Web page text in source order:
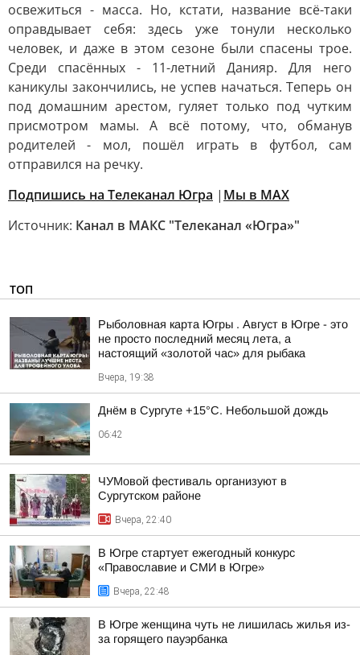
освежиться - масса. Но, кстати, название всё-таки
оправдывает себя: здесь уже тонули несколько
человек, и даже в этом сезоне были спасены трое.
Среди спасённых - 11-летний Данияр. Для него
каникулы закончились, не успев начаться. Теперь он
под домашним арестом, гуляет только под чутким
присмотром мамы. А всё потому, что, обманув
родителей - мол, пошёл играть в футбол, сам
отправился на речку.
Подпишись на Телеканал Югра | Мы в MAX
Источник: Канал в МАКС "Телеканал «Югра»"
ТОП
Рыболовная карта Югры . Август в Югре - это
не просто последний месяц лета, а
настоящий «золотой час» для рыбака
Вчера, 19:38
Днём в Сургуте +15°С. Небольшой дождь
06:42
ЧУМовой фестиваль организуют в
Сургутском районе
Вчера, 22:40
В Югре стартует ежегодный конкурс
«Православие и СМИ в Югре»
Вчера, 22:48
В Югре женщина чуть не лишилась жилья из-
за горящего пауэрбанка